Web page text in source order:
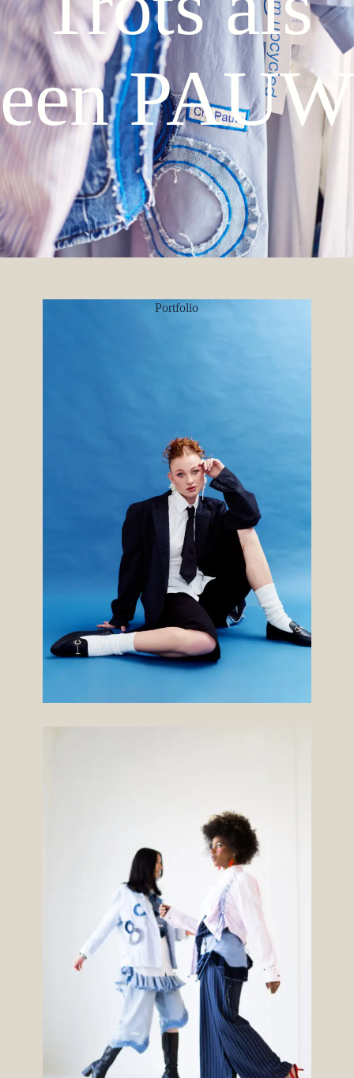
een PAUW
Portfolio